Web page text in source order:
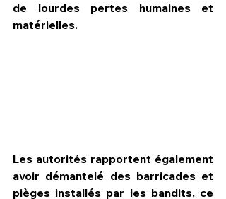
de lourdes pertes humaines et
matérielles.
Les autorités rapportent également
avoir démantelé des barricades et
pièges installés par les bandits, ce